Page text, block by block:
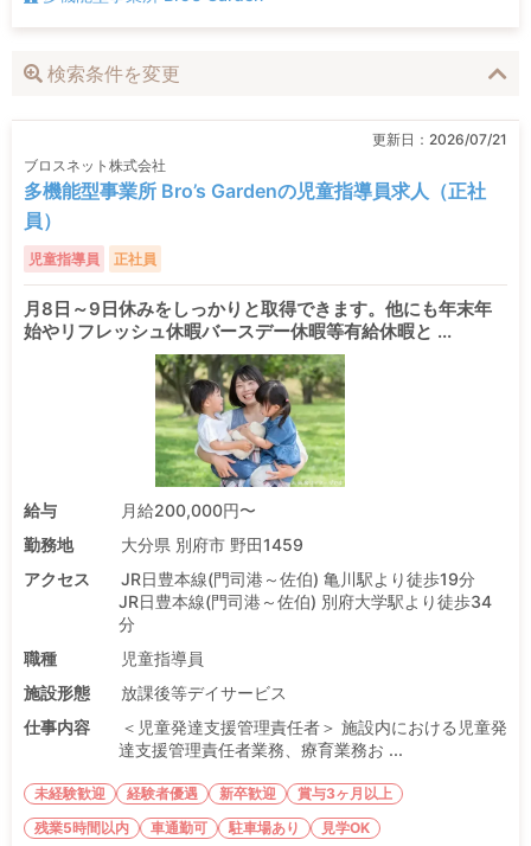
検索条件を変更
更新日： 2026/07/21
ブロスネット株式会社
多機能型事業所 Bro’s Gardenの児童指導員求人（正社
員）
児童指導員 正社員
月8日～9日休みをしっかりと取得できます。他にも年末年
始やリフレッシュ休暇バースデー休暇等有給休暇と ...
給与
月給200,000円〜
勤務地
大分県 別府市 野田1459
アクセス
JR日豊本線(門司港～佐伯) 亀川駅より徒歩19分
JR日豊本線(門司港～佐伯) 別府大学駅より徒歩34
分
職種
児童指導員
施設形態
放課後等デイサービス
仕事内容
＜児童発達支援管理責任者＞ 施設内における児童発
達支援管理責任者業務、療育業務お ...
未経験歓迎 経験者優遇 新卒歓迎
賞与3ヶ月以上
残業5時間以内
車通勤可 駐車場あり 見学OK